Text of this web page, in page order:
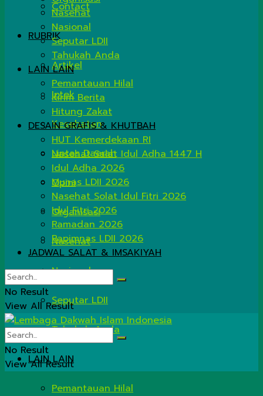
Contact
RUBRIK
Artikel
Iptek
Kesehatan
Lintas Daerah
Opini
Organisasi
Nasehat
Nasional
Seputar LDII
Tahukah Anda
LAIN LAIN
Pemantauan Hilal
Nasehat
Nasional
Seputar LDII
Tahukah Anda
LAIN LAIN
Pemantauan Hilal
Kirim Berita
Hitung Zakat
DESAIN GRAFIS & KHUTBAH
HUT Kemerdekaan RI
Nasehat Salat Idul Adha 1447 H
Idul Adha 2026
Munas LDII 2026
Nasehat Solat Idul Fitri 2026
Idul Fitri 2026
Ramadan 2026
Rapimnas LDII 2026
JADWAL SALAT & IMSAKIYAH
No Result
View All Result
No Result
View All Result